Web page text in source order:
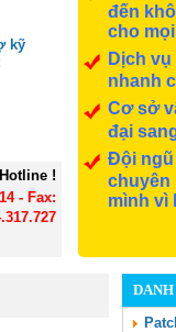
kỹ
!
- Fax:
đến
cho
Dịch
nhanh
Cơ sở
đại
Đội ngũ
chuyên
mình vì